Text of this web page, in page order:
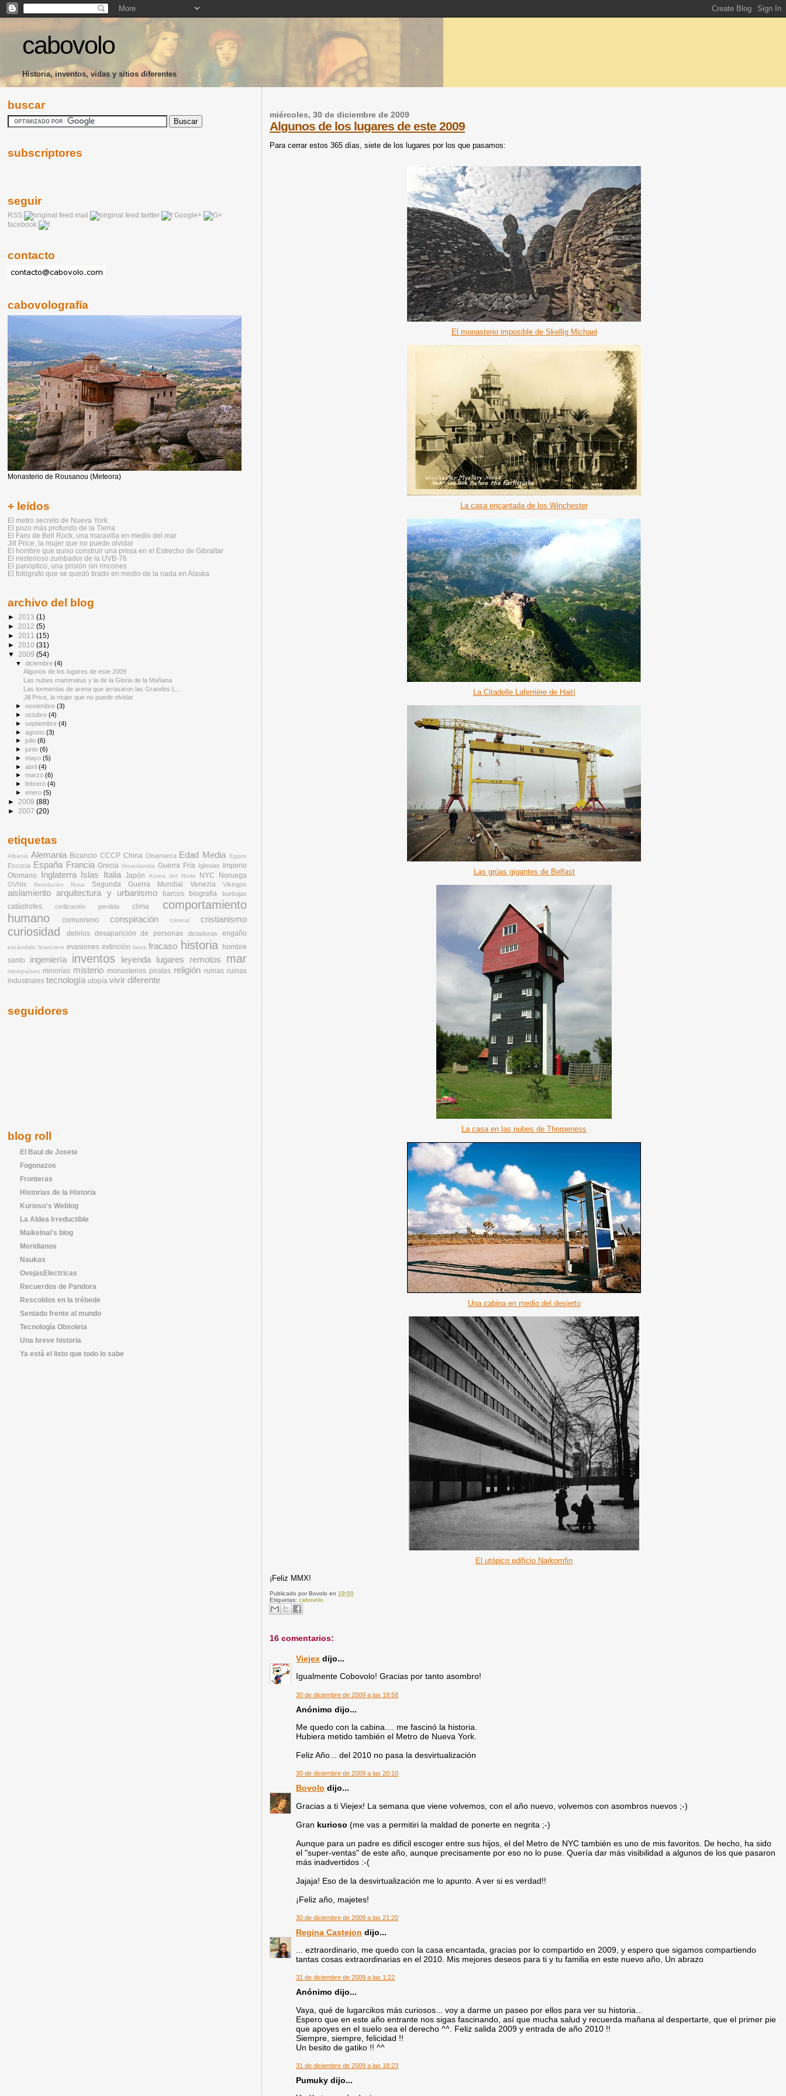
cabovolo
Historia, inventos, vidas y sitios diferentes
miércoles, 30 de diciembre de 2009
Algunos de los lugares de este 2009
Para cerrar estos 365 días, siete de los lugares por los que pasamos:
El monasterio imposible de Skellig Michael
La casa encantada de los Winchester
La Citadelle Laferrière de Haití
Las grúas gigantes de Belfast
La casa en las nubes de Thorpeness
Una cabina en medio del desierto
El utópico edificio Narkomfin
¡Feliz MMX!
Publicado porBovolo en 19:00
Etiquetas:cabovolo
16 comentarios:
Viejex dijo...
Igualmente Cobovolo! Gracias por tanto asombro!
30 de diciembre de 2009 a las 19:58
Anónimo dijo...
Me quedo con la cabina.... me fascinó la historia.
Hubiera metido también el Metro de Nueva York.
Feliz Año... del 2010 no pasa la desvirtualización
30 de diciembre de 2009 a las 20:10
Bovolo dijo...
Gracias a ti Viejex! La semana que viene volvemos, con el año nuevo, volvemos con asombros nuevos ;-)
Gran kurioso (me vas a permitiri la maldad de ponerte en negrita ;-)
Aunque para un padre es dificil escoger entre sus hijos, el del Metro de NYC también es uno de mis favoritos. De hecho, ha sido
el "super-ventas" de este año, aunque precisamente por eso no lo puse. Quería dar más visibilidad a algunos de los que pasaron
más inadvertidos :-(
Jajaja! Eso de la desvirtualización me lo apunto. A ver si es verdad!!
¡Feliz año, majetes!
30 de diciembre de 2009 a las 21:20
Regina Castejon dijo...
... eztraordinario, me quedo con la casa encantada, gracias por lo compartido en 2009, y espero que sigamos compartiendo
tantas cosas extraordinarias en el 2010. Mis mejores deseos para ti y tu familia en este nuevo año, Un abrazo
31 de diciembre de 2009 a las 1:22
Anónimo dijo...
Vaya, qué de lugarcikos más curiosos... voy a darme un paseo por ellos para ver su historia...
Espero que en este año entrante nos sigas fascinando, así que mucha salud y recuerda mañana al despertarte, que el primer pie
que apoyes en el suelo sea el derecho ^^. Feliz salida 2009 y entrada de año 2010 !!
Siempre, siempre, felicidad !!
Un besito de gatiko !! ^^
31 de diciembre de 2009 a las 18:23
Pumuky dijo...
buscar
subscriptores
seguir
RSS mail twitter
Google+
facebook
contacto
cabovolografía
Monasterio de Rousanou (Meteora)
+ leídos
El metro secreto de Nueva York
El pozo más profundo de la Tierra
El Faro de Bell Rock, una maravilla en medio del mar
Jill Price, la mujer que no puede olvidar
El hombre que quiso construir una presa en el Estrecho de Gibraltar
El misterioso zumbador de la UVB-76
El panóptico, una prisión sin rincones
El fotógrafo que se quedó tirado en medio de la nada en Alaska
archivo del blog
► 2013 (1)
► 2012 (5)
► 2011 (15)
► 2010 (31)
▼ 2009 (54)
▼diciembre(4)
Algunos de los lugares de este 2009
Las nubes mammatus y la de la Gloria de la Mañana
Las tormentas de arena que arrasaron las Grandes L...
Jill Price, la mujer que no puede olvidar
► noviembre(3)
►octubre(4)
►septiembre(4)
►agosto(3)
►julio(6)
►junio(6)
► mayo(5)
►abril(4)
► marzo(6)
►febrero(4)
►enero(5)
► 2008 (88)
► 2007 (20)
etiquetas
Albania Alemania Bizancio CCCP China Dinamarca Edad Media Egipto
Escocia España Francia Grecia Groenlandia Guerra Fría Iglesias
Imperio
Otomano
Inglaterra Islas Italia Japón Korea del Norte NYC Noruega
OVNIs Revolución Rusa Segunda Guerra Mundial Venezia Vikingos
aislamiento arquitectura y urbanismo barcos biografia burbujas
catásfrofes civilización perdida clima
comportamiento
humano
comunismo conspiración criminal cristianismo
curiosidad delirios desaparición de personas dictaduras engaño
escándalo financiero evasiones extinción faros fracaso historia
hombre
santo
ingeniería inventos leyenda lugares remotos mar
micropaíses minorías misterio monasterios piratas religión ruinas ruinas
industriales tecnología utopía vivir diferente
seguidores
blog roll
El Baul de Josete
Fogonazos
Fronteras
Historias de la Historia
Kurioso's Weblog
La Aldea Irreductible
Maikelnai's blog
Meridianos
Naukas
OvejasElectricas
Recuerdos de Pandora
Rescoldos en la trébede
Sentado frente al mundo
Tecnología Obsoleta
Una breve historia
Ya está el listo que todo lo sabe